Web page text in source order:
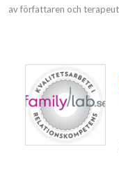
av författaren och